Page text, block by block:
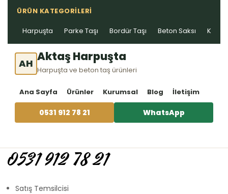
ÜRÜN KATEGORILERI
Harpuşta Parke Taşı Bordür Taşı Beton Saksı Kablo
AH Aktaş Harpuşta
Harpuşta ve beton taş ürünleri
Ana Sayfa Ürünler Kurumsal Blog İletişim
0531 912 78 21 WhatsApp
0531 912 78 21
Satış Temsilcisi